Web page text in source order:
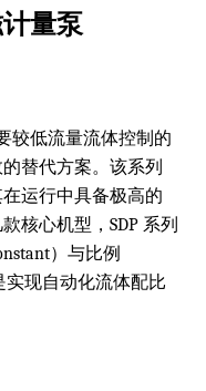
量泵
较低流量流体控制的
替代方案。该系列
运行中具备极高的
核心机型，SDP 系列
）与比例
实现自动化流体配比